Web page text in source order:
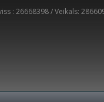
: 26668398 / Veikals: